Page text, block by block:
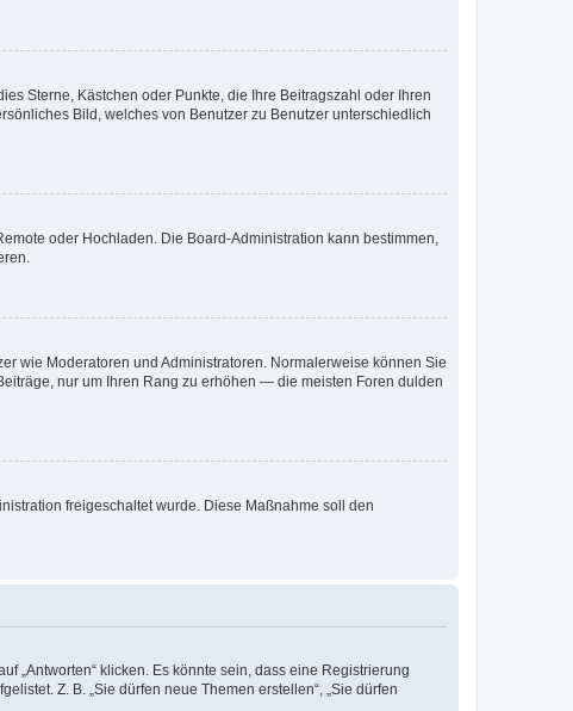
Sterne, Kästchen oder Punkte, die Ihre Beitragszahl oder Ihren
Bild, welches von Benutzer zu Benutzer unterschiedlich
oder Hochladen. Die Board-Administration kann bestimmen,
wie Moderatoren und Administratoren. Normalerweise können Sie
nur um Ihren Rang zu erhöhen — die meisten Foren dulden
freigeschaltet wurde. Diese Maßnahme soll den
„Antworten“ klicken. Es könnte sein, dass eine Registrierung
Z. B. „Sie dürfen neue Themen erstellen“, „Sie dürfen